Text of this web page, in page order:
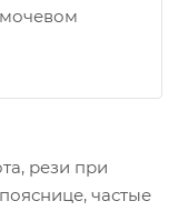
рези при
частые